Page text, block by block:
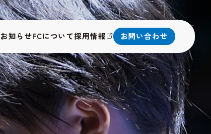
お知らせFCについて採用情報 お問い合わせ